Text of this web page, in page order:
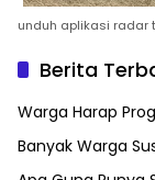
unduh aplikasi radar
Berita
Warga Harap
Banyak Warga